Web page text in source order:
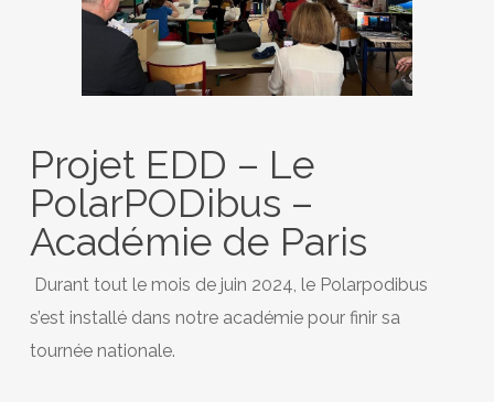
Projet EDD – Le
PolarPODibus –
Académie de Paris
Durant tout le mois de juin 2024, le Polarpodibus
s’est installé dans notre académie pour finir sa
tournée nationale.